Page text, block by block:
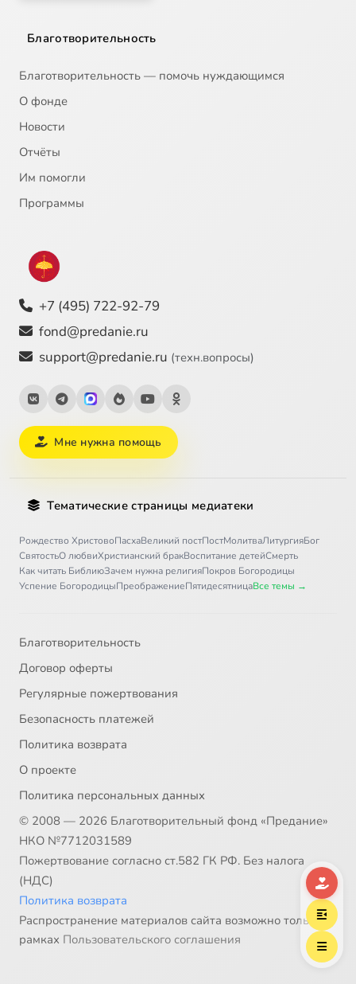
Благотворительность
Благотворительность — помочь нуждающимся
О фонде
Новости
Отчёты
Им помогли
Программы
+7 (495) 722-92-79
fond@predanie.ru
support@predanie.ru (техн.вопросы)
Мне нужна помощь
Тематические страницы медиатеки
Рождество ХристовоПасхаВеликий постПостМолитваЛитургияБог
СвятостьО любвиХристианский бракВоспитание детейСмерть
Как читать БиблиюЗачем нужна религияПокров Богородицы
Успение БогородицыПреображениеПятидесятницаВсе темы →
Благотворительность
Договор оферты
Регулярные пожертвования
Безопасность платежей
Политика возврата
О проекте
Политика персональных данных
© 2008 — 2026 Благотворительный фонд «Предание»
НКО №7712031589
Пожертвование согласно ст.582 ГК РФ. Без налога
(НДС)
Политика возврата
Распространение материалов сайта возможно только в
рамках Пользовательского соглашения